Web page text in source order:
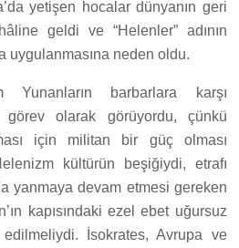
yetişen hocalar dünyanın geri
geldi ve “Helenler” adının
uygulanmasına neden oldu.
Yunanların barbarlara karşı
görev olarak görüyordu, çünkü
için militan bir güç olması
kültürün beşiğiydi, etrafı
yanmaya devam etmesi gereken
kapısındaki ezel ebet uğursuz
İsokrates, Avrupa ve